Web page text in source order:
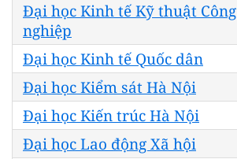
Đại học Kinh tế Kỹ thuật Công
nghiệp
Đại học Kinh tế Quốc dân
Đại học Kiểm sát Hà Nội
Đại học Kiến trúc Hà Nội
Đại học Lao động Xã hội